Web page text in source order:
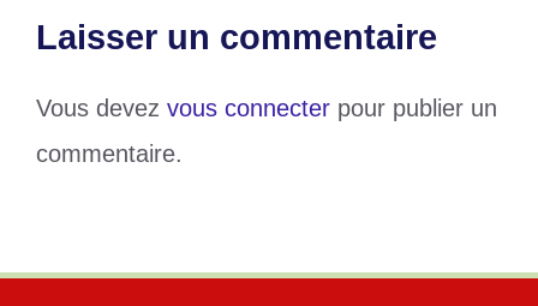
Laisser un commentaire
Vous devez vous connecter pour publier un
commentaire.